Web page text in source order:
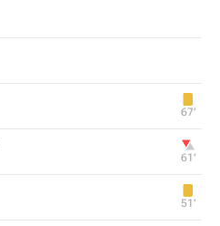
67‎’‎
61‎’‎
51‎’‎